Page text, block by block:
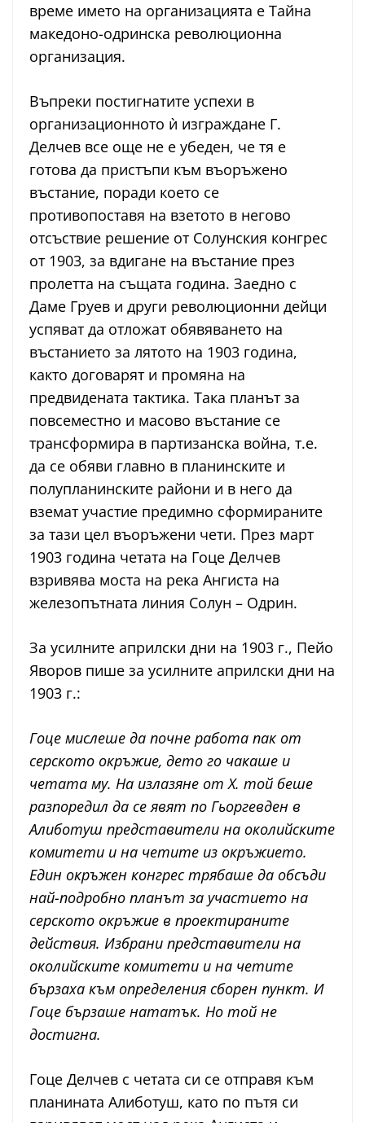
време името на организацията е Тайна
македоно-одринска революционна
организация.
Въпреки постигнатите успехи в
организационното ѝ изграждане Г.
Делчев все още не е убеден, че тя е
готова да пристъпи към въоръжено
въстание, поради което се
противопоставя на взетото в негово
отсъствие решение от Солунския конгрес
от 1903, за вдигане на въстание през
пролетта на същата година. Заедно с
Даме Груев и други революционни дейци
успяват да отложат обявяването на
въстанието за лятото на 1903 година,
както договарят и промяна на
предвидената тактика. Така планът за
повсеместно и масово въстание се
трансформира в партизанска война, т.е.
да се обяви главно в планинските и
полупланинските райони и в него да
вземат участие предимно сформираните
за тази цел въоръжени чети. През март
1903 година четата на Гоце Делчев
взривява моста на река Ангиста на
железопътната линия Солун – Одрин.
За усилните априлски дни на 1903 г., Пейо
Яворов пише за усилните априлски дни на
1903 г.:
Гоце мислеше да почне работа пак от
серското окръжие, дето го чакаше и
четата му. На излазяне от Х. той беше
разпоредил да се явят по Гьоргевден в
Алиботуш представители на околийските
комитети и на четите из окръжието.
Един окръжен конгрес трябаше да обсъди
най-подробно планът за участието на
серското окръжие в проектираните
действия. Избрани представители на
околийските комитети и на четите
бързаха към определения сборен пункт. И
Гоце бързаше нататък. Но той не
достигна.
Гоце Делчев с четата си се отправя към
планината Алиботуш, като по пътя си